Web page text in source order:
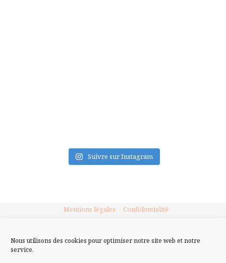
Nous utilisons des cookies pour optimiser notre site web et notre
service.
Suivre sur Instagram
Mentions légales Confidentialité